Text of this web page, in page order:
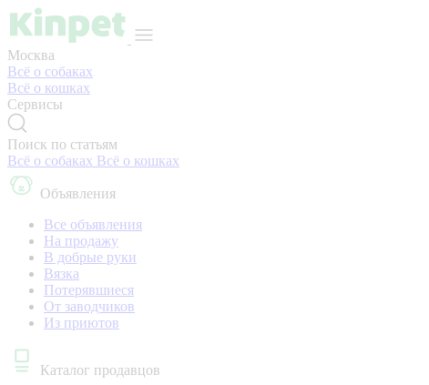
Москва
Всё о собаках
Всё о кошках
Сервисы
Поиск по статьям
Всё о собаках Всё о кошках
Объявления
Все объявления
На продажу
В добрые руки
Вязка
Потерявшиеся
От заводчиков
Из приютов
Каталог продавцов